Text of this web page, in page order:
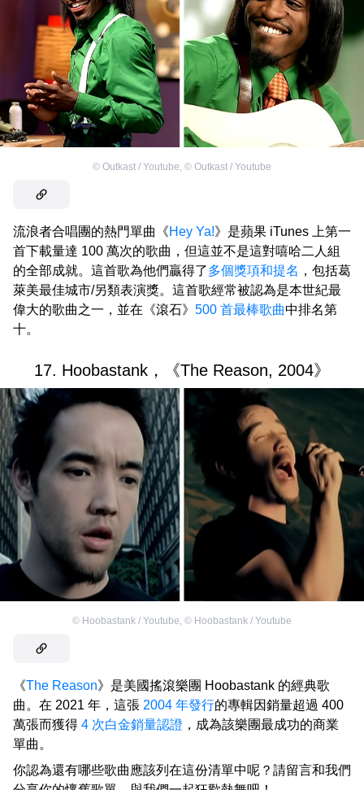
© Outkast / Youtube, © Outkast / Youtube
流浪者合唱團的熱門單曲《Hey Ya!》是蘋果 iTunes 上第一
首下載量達 100 萬次的歌曲，但這並不是這對嘻哈二人組
的全部成就。這首歌為他們贏得了多個獎項和提名 ，包括葛
萊美最佳城市/另類表演獎。這首歌經常被認為是本世紀最
偉大的歌曲之一，並在《滾石》 500 首最棒歌曲中排名第
十。
17. Hoobastank，《The Reason, 2004》
© Hoobastank / Youtube © Hoobastank / Youtube
《The Reason》是美國搖滾樂團 Hoobastank 的經典歌
曲。在 2021 年，這張 2004 年發行的專輯因銷量超過 400
萬張而獲得 4 次白金銷量認證 ，成為該樂團最成功的商業
單曲。
你認為還有哪些歌曲應該列在這份清單中呢？請留言和我們